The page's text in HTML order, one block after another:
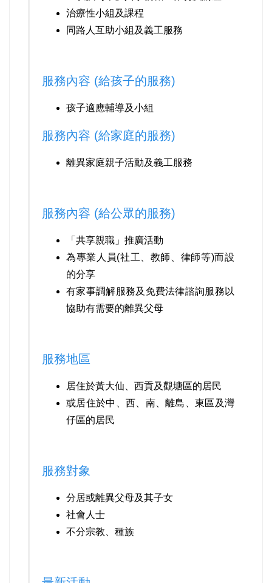
治療性小組及課程
同路人互助小組及義工服務
服務內容 (給孩子的服務)
孩子適應輔導及小組
服務內容 (給家庭的服務)
離異家庭親子活動及義工服務
服務內容 (給公眾的服務)
「共享親職」推廣活動
為專業人員(社工、教師、律師等)而設
的分享
有家事調解服務及免費法律諮詢服務以
協助有需要的離異父母
服務地區
居住於黃大仙、西貢及觀塘區的居民
或居住於中、西、南、離島、東區及灣
仔區的居民
服務對象
分居或離異父母及其子女
社會人士
不分宗教、種族